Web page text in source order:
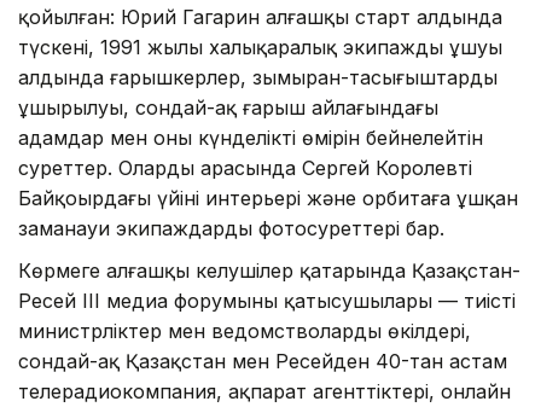
қойылған: Юрий Гагарин алғашқы старт алдында
түскені, 1991 жылы халықаралық экипаждың ұшуы
алдында ғарышкерлер, зымыран-тасығыштардың
ұшырылуы, сондай-ақ ғарыш айлағындағы
адамдар мен оның күнделікті өмірін бейнелейтін
суреттер. Олардың арасында Сергей Королевтің
Байқоңырдағы үйінің интерьері және орбитаға ұшқан
заманауи экипаждардың фотосуреттері бар.
Көрмеге алғашқы келушілер қатарында Қазақстан-
Ресей ІІІ медиа форумының қатысушылары — тиісті
министрліктер мен ведомстволардың өкілдері,
сондай-ақ Қазақстан мен Ресейден 40-тан астам
телерадиокомпания, ақпарат агенттіктері, онлайн